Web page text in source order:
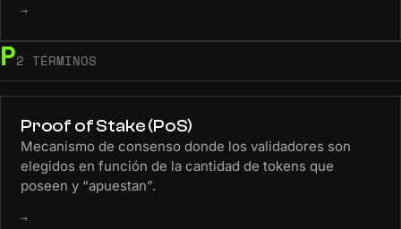
→
P2 TÉRMINOS
Proof of Stake (PoS)
Mecanismo de consenso donde los validadores son
elegidos en función de la cantidad de tokens que
poseen y “apuestan”.
→